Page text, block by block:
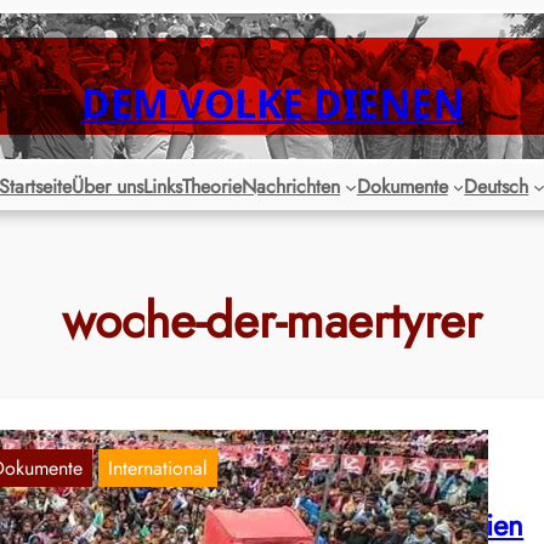
DEM VOLKE DIENEN
StartseiteÜber unsLinksTheorieNachrichten Dokumente Deutsch
woche-der-maertyrer
International
aus den Volkskriegen in Indien